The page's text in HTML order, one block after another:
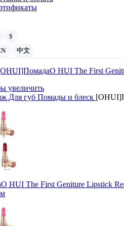
$
中文
увеличить
Для губ Помады и блеск
HUI The First Geniture Lipstick